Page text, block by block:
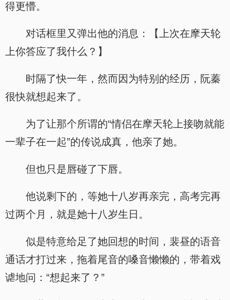
得更懵。
对话框里又弹出他的消息：【上次在摩天轮
上你答应了我什么？】
时隔了快一年，然而因为特别的经历，阮蓁
很快就想起来了。
为了让那个所谓的“情侣在摩天轮上接吻就能
一辈子在一起”的传说成真，他亲了她。
但也只是唇碰了下唇。
他说剩下的，等她十八岁再亲完，高考完再
过两个月，就是她十八岁生日。
似是特意给足了她回想的时间，裴昼的语音
通话才打过来，拖着尾音的嗓音懒懒的，带着戏
谑地问：“想起来了？”